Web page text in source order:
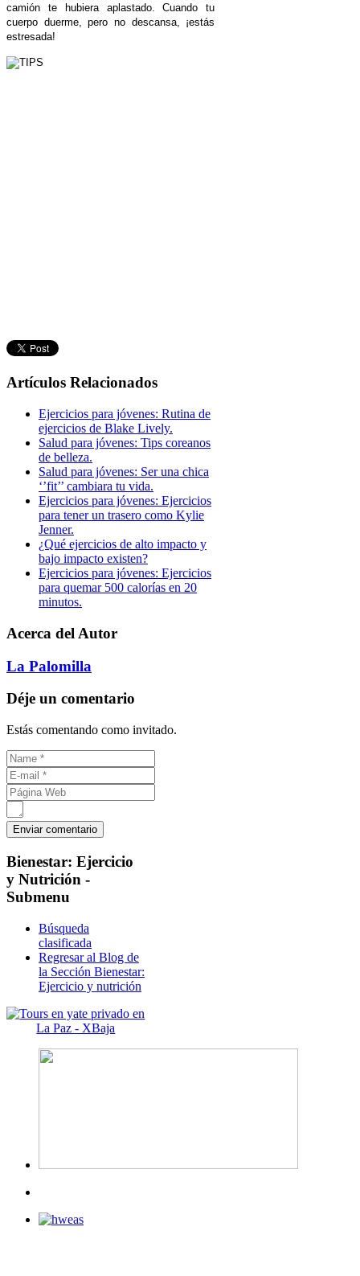
camión te hubiera aplastado. Cuando tu
cuerpo duerme, pero no descansa, ¡estás
estresada!
Artículos Relacionados
Ejercicios para jóvenes: Rutina de
ejercicios de Blake Lively.
Salud para jóvenes: Tips coreanos
de belleza.
Salud para jóvenes: Ser una chica
‘’fit’’ cambiara tu vida.
Ejercicios para jóvenes: Ejercicios
para tener un trasero como Kylie
Jenner.
¿Qué ejercicios de alto impacto y
bajo impacto existen?
Ejercicios para jóvenes: Ejercicios
para quemar 500 calorías en 20
minutos.
Acerca del Autor
La Palomilla
Déje un comentario
Estás comentando como invitado.
Bienestar: Ejercicio
y Nutrición -
Submenu
Búsqueda
clasificada
Regresar al Blog de
la Sección Bienestar:
Ejercicio y nutrición